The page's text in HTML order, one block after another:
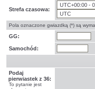
Strefa czasowa:
Pola oznaczone gwiazdką (*) są
GG:
Samochód:
Podaj
pierwiastek z 36:
To pytanie jest